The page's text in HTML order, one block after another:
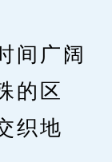
广阔
的区
织地